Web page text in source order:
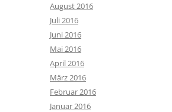
August 2016
Juli 2016
Juni 2016
Mai 2016
April 2016
März 2016
Februar 2016
Januar 2016